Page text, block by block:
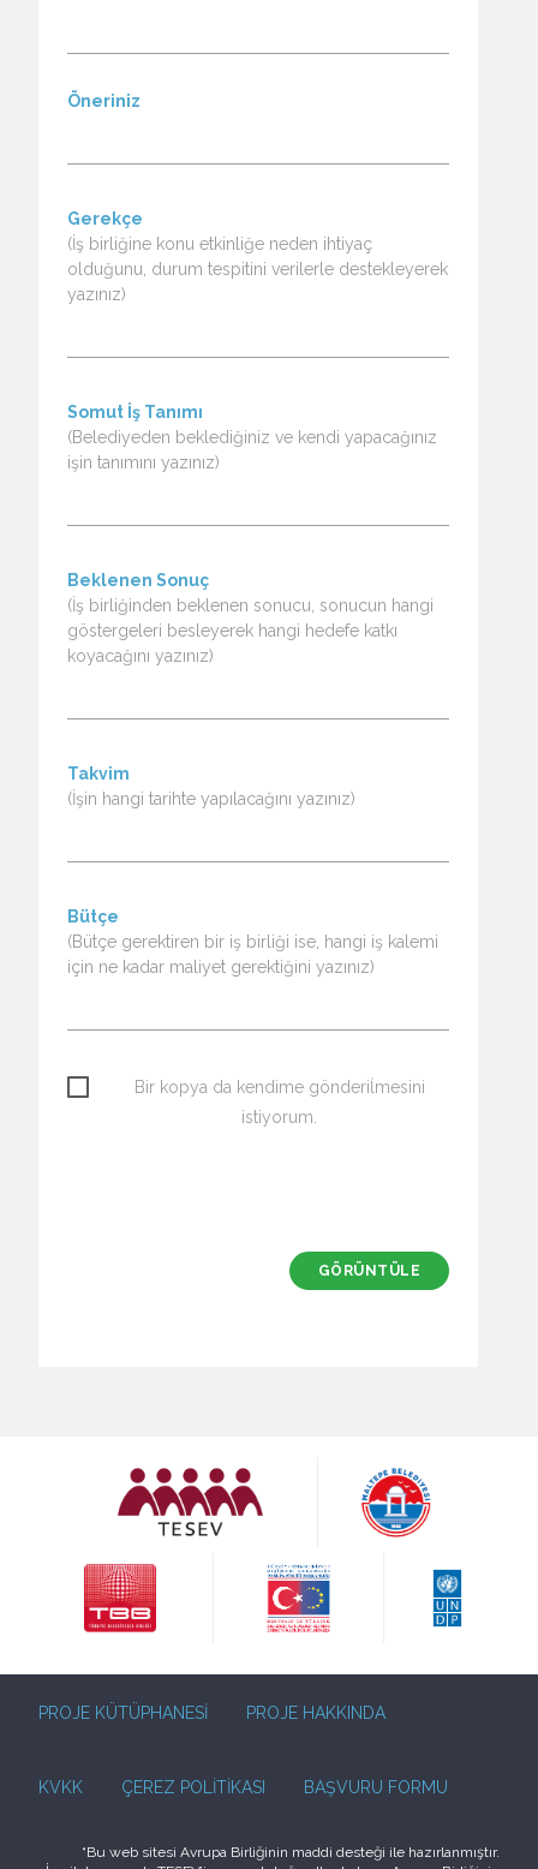
Öneriniz
Gerekçe
(İş birliğine konu etkinliğe neden ihtiyaç
olduğunu, durum tespitini verilerle destekleyerek
yazınız)
Somut İş Tanımı
(Belediyeden beklediğiniz ve kendi yapacağınız
işin tanımını yazınız)
Beklenen Sonuç
(İş birliğinden beklenen sonucu, sonucun hangi
göstergeleri besleyerek hangi hedefe katkı
koyacağını yazınız)
Takvim
(İşin hangi tarihte yapılacağını yazınız)
Bütçe
(Bütçe gerektiren bir iş birliği ise, hangi iş kalemi
için ne kadar maliyet gerektiğini yazınız)
Bir kopya da kendime gönderiĺmesini
istiyorum.
GÖRÜNTÜLE
PROJE KÜTÜPHANESİ PROJE HAKKINDA
KVKK ÇEREZ POLİTİKASI BAŞVURU FORMU
“Bu web sitesi Avrupa Birliğinin maddi desteği ile hazırlanmıştır.